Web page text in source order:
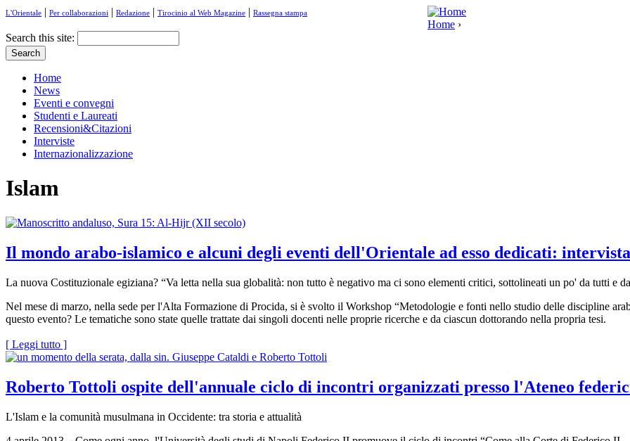
L'Orientale | Per collaborazioni | Redazione | Tirocinio al Web Magazine | Rassegna stampa
Home ›
Search this site:
Home
News
Eventi e convegni
Studenti e Laureati
Recensioni&Citazioni
Interviste
Internazionalizzazione
Islam
Il mondo arabo-islamico e alcuni degli eventi dell'Orientale ad esso dedicati:
La nuova Costituzionale egiziana? “Va letta nella sua globalità: non tutto è negativo ma ci sono elementi critici, sottolineati un po' da tutti e
Nel mese di marzo, nella sede per l'Alta Formazione di Procida, si è svolto il Workshop “Metodologie e fonti nello studio delle discipline
questo evento? Le tematiche sono state quelle trattate dai singoli docenti nelle proprie ricerche e da ciascun dottorando nella propria tesi.
[ Leggi tutto ]
Roberto Tottoli ospite dell'annuale ciclo di incontri organizzati presso l'Ateneo
L'Islam e la comunità musulmana in Occidente: tra storia e attualità